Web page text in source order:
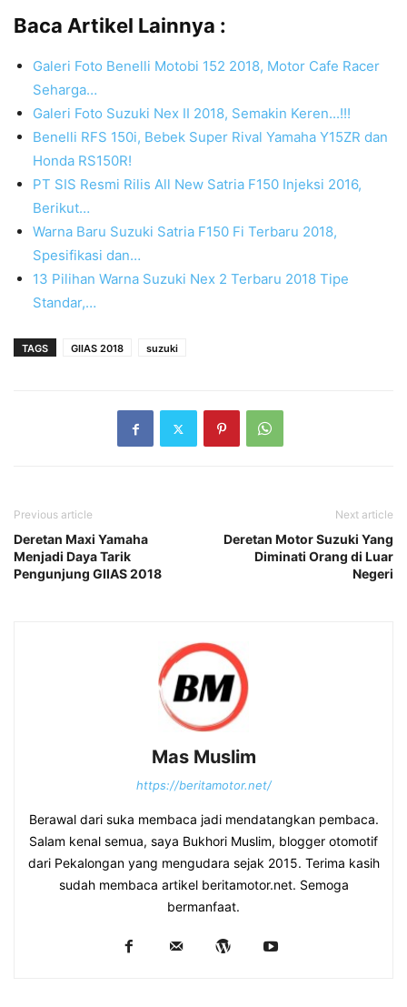
Baca Artikel Lainnya :
Galeri Foto Benelli Motobi 152 2018, Motor Cafe Racer
Seharga…
Galeri Foto Suzuki Nex II 2018, Semakin Keren...!!!
Benelli RFS 150i, Bebek Super Rival Yamaha Y15ZR dan
Honda RS150R!
PT SIS Resmi Rilis All New Satria F150 Injeksi 2016,
Berikut…
Warna Baru Suzuki Satria F150 Fi Terbaru 2018,
Spesifikasi dan…
13 Pilihan Warna Suzuki Nex 2 Terbaru 2018 Tipe
Standar,…
TAGS GIIAS 2018 suzuki
Previous article
Deretan Maxi Yamaha
Menjadi Daya Tarik
Pengunjung GIIAS 2018
Next article
Deretan Motor Suzuki Yang
Diminati Orang di Luar
Negeri
Mas Muslim
https://beritamotor.net/
Berawal dari suka membaca jadi mendatangkan pembaca.
Salam kenal semua, saya Bukhori Muslim, blogger otomotif
dari Pekalongan yang mengudara sejak 2015. Terima kasih
sudah membaca artikel beritamotor.net. Semoga
bermanfaat.